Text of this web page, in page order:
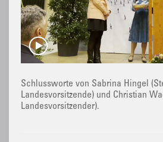
Schlussworte von Sabrina Hingel
Landesvorsitzende) und Christian
Landesvorsitzender).